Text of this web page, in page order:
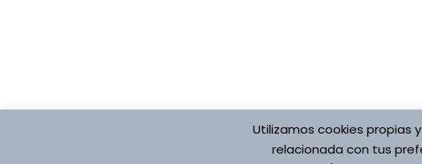
Aviso Legal
Política de
Registro de Actividades
Utilizamos cookies propias
relacionada con tus